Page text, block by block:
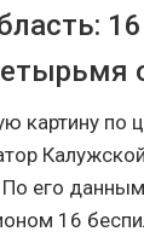
картину по
его
16